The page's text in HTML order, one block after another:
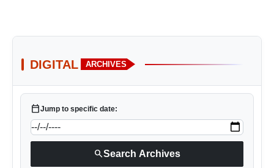
DIGITAL ARCHIVES
calendar_todayJump to specific date:
searchSearch Archives